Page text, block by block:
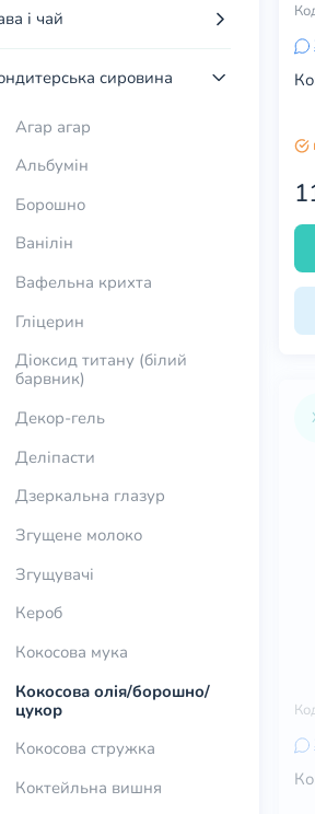
і чай
сировина
Агар агар
Альбумін
Борошно
Ванілін
Вафельна крихта
Гліцерин
Діоксид титану (білий
барвник)
Декор-гель
Деліпасти
Дзеркальна глазур
Згущене молоко
Згущувачі
Кероб
Кокосова мука
Кокосова олія/борошно/
цукор
Кокосова стружка
Коктейльна вишня